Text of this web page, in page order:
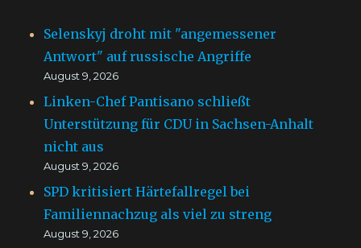
Selenskyj droht mit "angemessener
Antwort" auf russische Angriffe
August 9, 2026
Linken-Chef Pantisano schließt
Unterstützung für CDU in Sachsen-Anhalt
nicht aus
August 9, 2026
SPD kritisiert Härtefallregel bei
Familiennachzug als viel zu streng
August 9, 2026